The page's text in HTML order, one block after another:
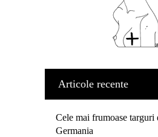
Articole recente
Cele mai frumoase targuri
Germania